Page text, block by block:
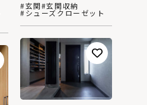
#玄関#玄関収納
#シューズクローゼット